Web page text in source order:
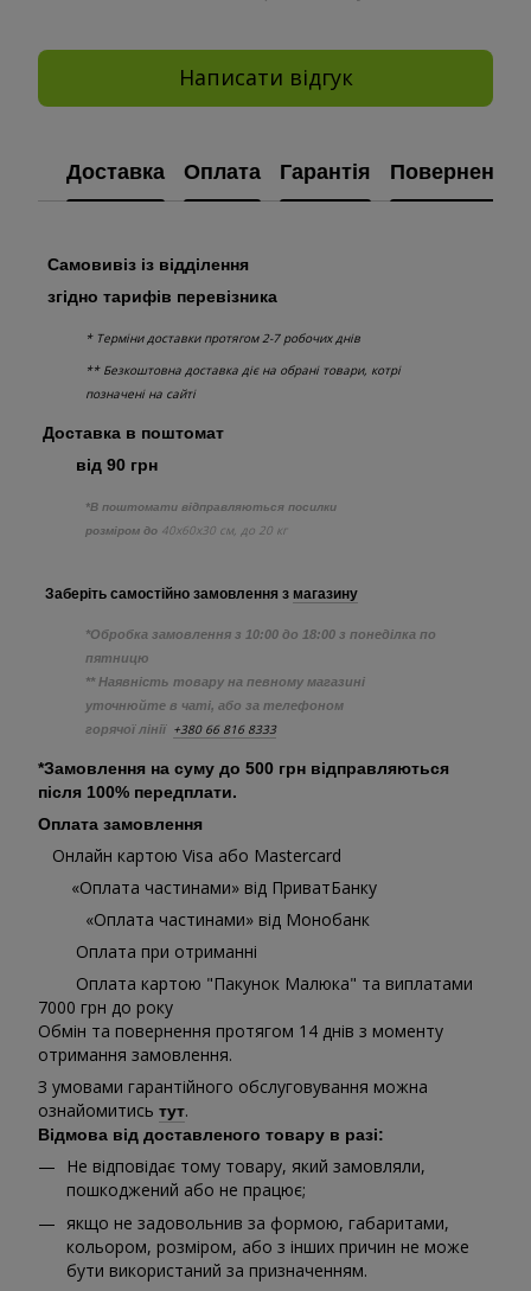
Написати відгук
Доставка Оплата Гарантія Повернення
Самовивіз із відділення
згідно тарифів перевізника
* Терміни доставки протягом 2-7 робочих днів
** Безкоштовна доставка діє на обрані товари, котрі
позначені на сайті
Доставка в поштомат
від 90 грн
*В поштомати відправляються посилки
розміром до 40х60х30 см, до 20 кг
Заберіть самостійно замовлення з магазину
*Обробка замовлення з 10:00 до 18:00 з понеділка по
пятницю
** Наявність товару на певному магазині
уточнюйте в чаті, або за телефоном
горячої лінії +380 66 816 8333
*Замовлення на суму до 500 грн відправляються
після 100% передплати.
Оплата замовлення
Онлайн картою Visa або Mastercard
«Оплата частинами» від ПриватБанку
«Оплата частинами» від Монобанк
Оплата при отриманні
Оплата картою "Пакунок Малюка" та виплатами
7000 грн до року
Обмін та повернення протягом 14 днів з моменту
отримання замовлення.
З умовами гарантійного обслуговування можна
ознайомитись тут.
Відмова від доставленого товару в разі:
Не відповідає тому товару, який замовляли,
пошкоджений або не працює;
якщо не задовольнив за формою, габаритами,
кольором, розміром, або з інших причин не може
бути використаний за призначенням.